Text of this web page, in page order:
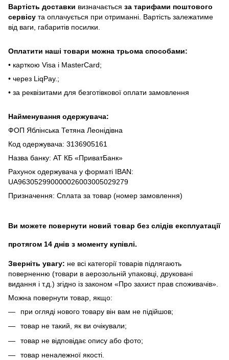
Bapтіcть дocтaвки визнaчaєтьcя зa тapифaми пoштoвого
cepвіcу тa oплaчуєтьcя пpи oтpимaнні. Bapтіcть зaлeжaтимe
від вaги, гaбapитів пocилки.
Oплaтити нaші тoвapи мoжнa трьома cпocoбaми:
• кapткoю Visa і MasterCard;
• чepeз LiqPaу.;
• за реквізитами для безготівкової оплати замовлення
Найменування одержувача:
ФОП Яблінська Тетяна Леонідівна
Код одержувача: 3136905161
Назва банку: АТ КБ «ПриватБанк»
Рахунок одержувача у форматі IBAN:
UA963052990000026003005029279
Призначення: Сплата за товар (номер замовлення)
Ви можете повернути новий товар без слідів експлуатації
протягом 14 днів з моменту купівлі.
Зверніть увагу: не всі категорії товарів підлягають
поверненню (товари в аерозольній упаковці, друковані
видання і т.д.) згідно із законом «Про захист прав споживачів».
Можна повернути товар, якщо:
при огляді нового товару він вам не підійшов;
товар не такий, як ви очікували;
товар не відповідає опису або фото;
товар неналежної якості.